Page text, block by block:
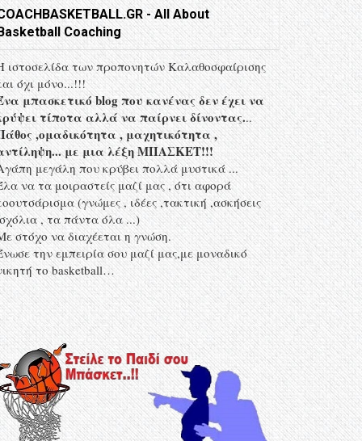
- All About
Coaching
ιστοσελίδα των προπονητών Kαλαθοσφαίρισης
όχι μόνο...!!!
μπασκετικό blog που κανένας δεν έχει να
τίποτα αλλά να παίρνει δίνοντας...
,ομαδικότητα , μαχητικότητα ,
με μια λέξη MΠΑΣΚΕΤ!!!
μεγάλη που κρύβει πολλά μυστικά ...
να τα μοιραστείς μαζί μας , ότι αφορά
(γνώμες , ιδέες ,τακτική ,ασκήσεις
, τα πάντα όλα ...)
στόχο να διαχέεται η γνώση.
την εμπειρία σου μαζί μας,με μοναδικό
το basketball…